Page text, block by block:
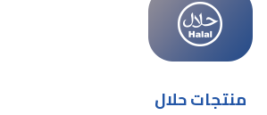
منتجات حلال